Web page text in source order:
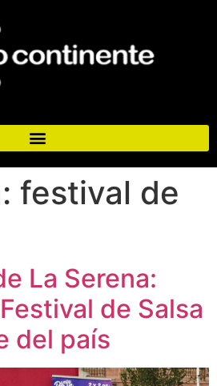
festival de
La Serena:
de Salsa
del país